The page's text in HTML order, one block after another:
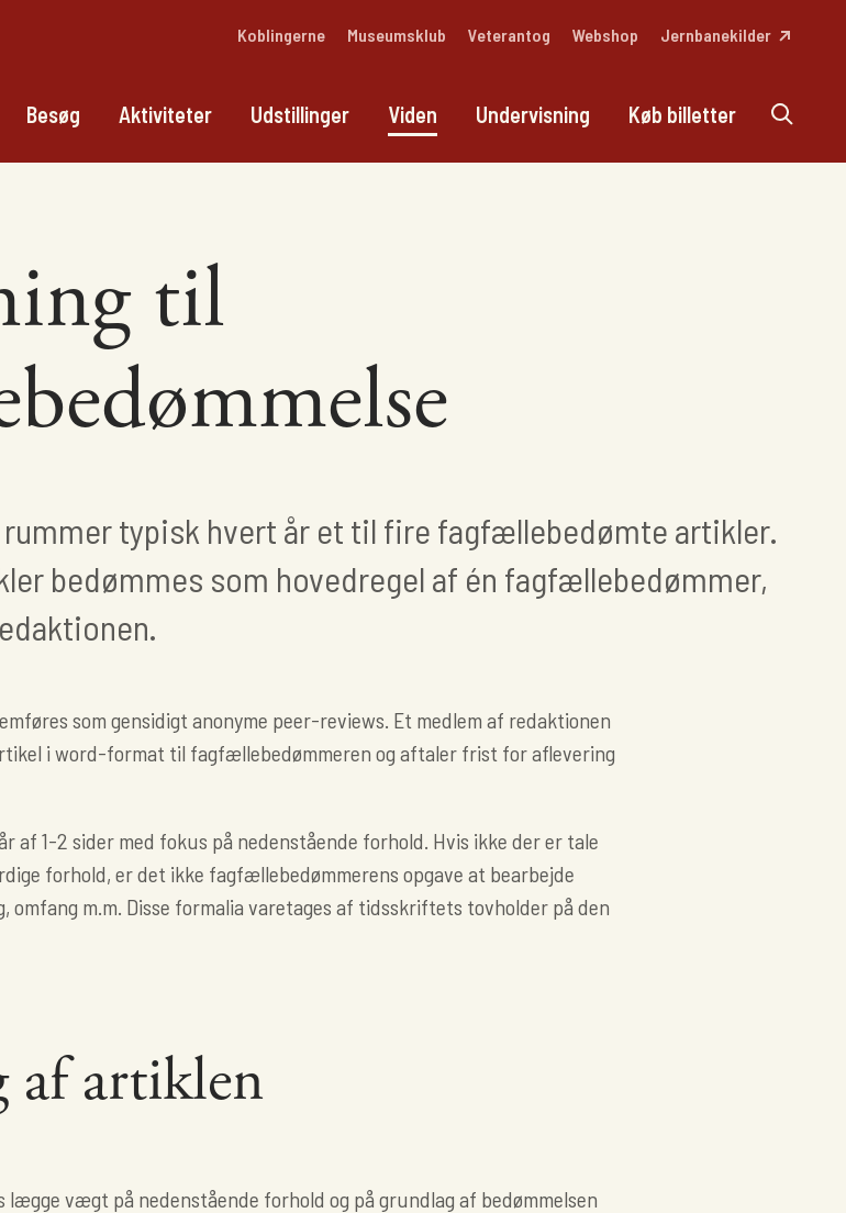
Koblingerne Museumsklub Veterantog Webshop Jernbanekilder
Besøg Aktiviteter Udstillinger Viden Undervisning Køb billetter
til
typisk hvert år et til fire fagfællebedømte artikler.
bedømmes som hovedregel af én fagfællebedømmer,
som gensidigt anonyme peer-reviews. Et medlem af redaktionen
i word-format til fagfællebedømmeren og aftaler frist for aflevering
af 1-2 sider med fokus på nedenstående forhold. Hvis ikke der er tale
forhold, er det ikke fagfællebedømmerens opgave at bearbejde
omfang m.m. Disse formalia varetages af tidsskriftets tovholder på den
artiklen
lægge vægt på nedenstående forhold og på grundlag af bedømmelsen